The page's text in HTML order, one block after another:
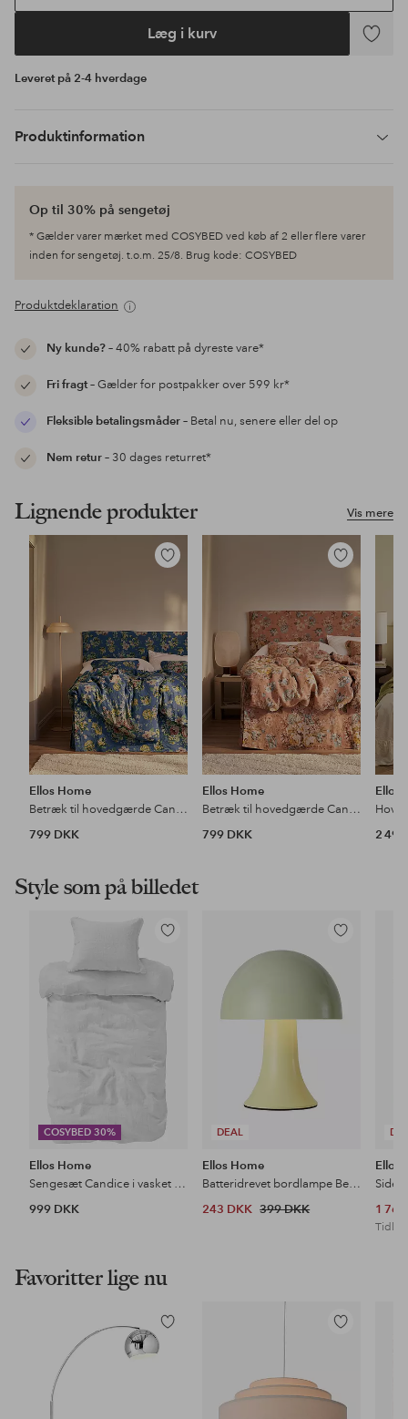
Læg i kurv
Tilføj
Leveret på 2-4 hverdage
Produktinformation
Op til 30% på sengetøj
* Gælder varer mærket med COSYBED ved køb af 2 eller flere varer
inden for sengetøj. t.o.m. 25/8. Brug kode: COSYBED
Produktdeklaration
Ny kunde?– 40% rabatt på dyreste vare*
Fri fragt– Gælder for postpakker over 599 kr*
Fleksible betalingsmåder– Betal nu, senere eller del op
Nem retur– 30 dages returret*
Vis mere
Lignende produkter
Tilføj
favoritter
Ellos Home
Betræk til hovedgærde Candice Rose Headboardcover
799 DKK
Tilføj
favoritter
Ellos Home
Betræk til hovedgærde Candice Rose Headboardcover
799 DKK
Ellos
2
Style som på billedet
COSYBED 30%
Tilføj
favoritter
Ellos Home
Sengesæt Candice i vasket hør - 2 eller 3 dele
999 DKK
DEAL
Tilføj
favoritter
Ellos Home
Batteridrevet bordlampe Betty
243 DKK 399 DKK
Ellos
1
Tidl.
Favoritter lige nu
Tilføj
til
Tilføj